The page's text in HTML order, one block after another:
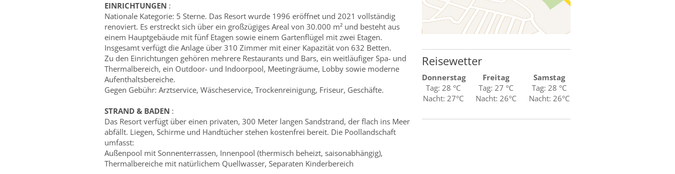
EINRICHTUNGEN :
Nationale Kategorie: 5 Sterne. Das Resort wurde 1996 eröffnet und 2021 vollständig
renoviert. Es erstreckt sich über ein großzügiges Areal von 30.000 m² und besteht aus
einem Hauptgebäude mit fünf Etagen sowie einem Gartenflügel mit zwei Etagen.
Insgesamt verfügt die Anlage über 310 Zimmer mit einer Kapazität von 632 Betten.
Zu den Einrichtungen gehören mehrere Restaurants und Bars, ein weitläufiger Spa- und
Thermalbereich, ein Outdoor- und Indoorpool, Meetingräume, Lobby sowie moderne
Aufenthaltsbereiche.
Gegen Gebühr: Arztservice, Wäscheservice, Trockenreinigung, Friseur, Geschäfte.
STRAND & BADEN :
Das Resort verfügt über einen privaten, 300 Meter langen Sandstrand, der flach ins Meer
abfällt. Liegen, Schirme und Handtücher stehen kostenfrei bereit. Die Poollandschaft
umfasst:
Außenpool mit Sonnenterrassen, Innenpool (thermisch beheizt, saisonabhängig),
Thermalbereiche mit natürlichem Quellwasser, Separaten Kinderbereich
Reisewetter
Donnerstag
Tag: 28 °C
Nacht: 27°C
Freitag
Tag: 27 °C
Nacht: 26°C
Samstag
Tag: 28 °C
Nacht: 26°C